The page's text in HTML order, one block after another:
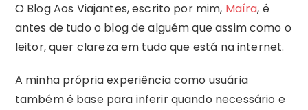
O Blog Aos Viajantes, escrito por mim, Maíra, é
antes de tudo o blog de alguém que assim como o
leitor, quer clareza em tudo que está na internet.
A minha própria experiência como usuária
também é base para inferir quando necessário e